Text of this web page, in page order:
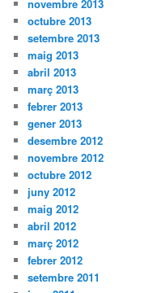
novembre 2013
octubre 2013
setembre 2013
maig 2013
abril 2013
març 2013
febrer 2013
gener 2013
desembre 2012
novembre 2012
octubre 2012
juny 2012
maig 2012
abril 2012
març 2012
febrer 2012
setembre 2011